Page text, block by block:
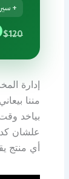
+
$120
إدارة
مننا
بياخد
علشان
أي منتج